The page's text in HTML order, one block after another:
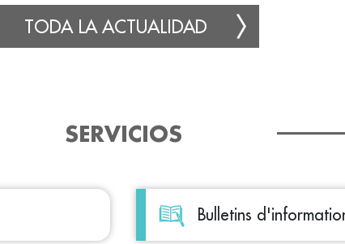
TODA LA ACTUALIDAD
SERVICIOS
Bulletins